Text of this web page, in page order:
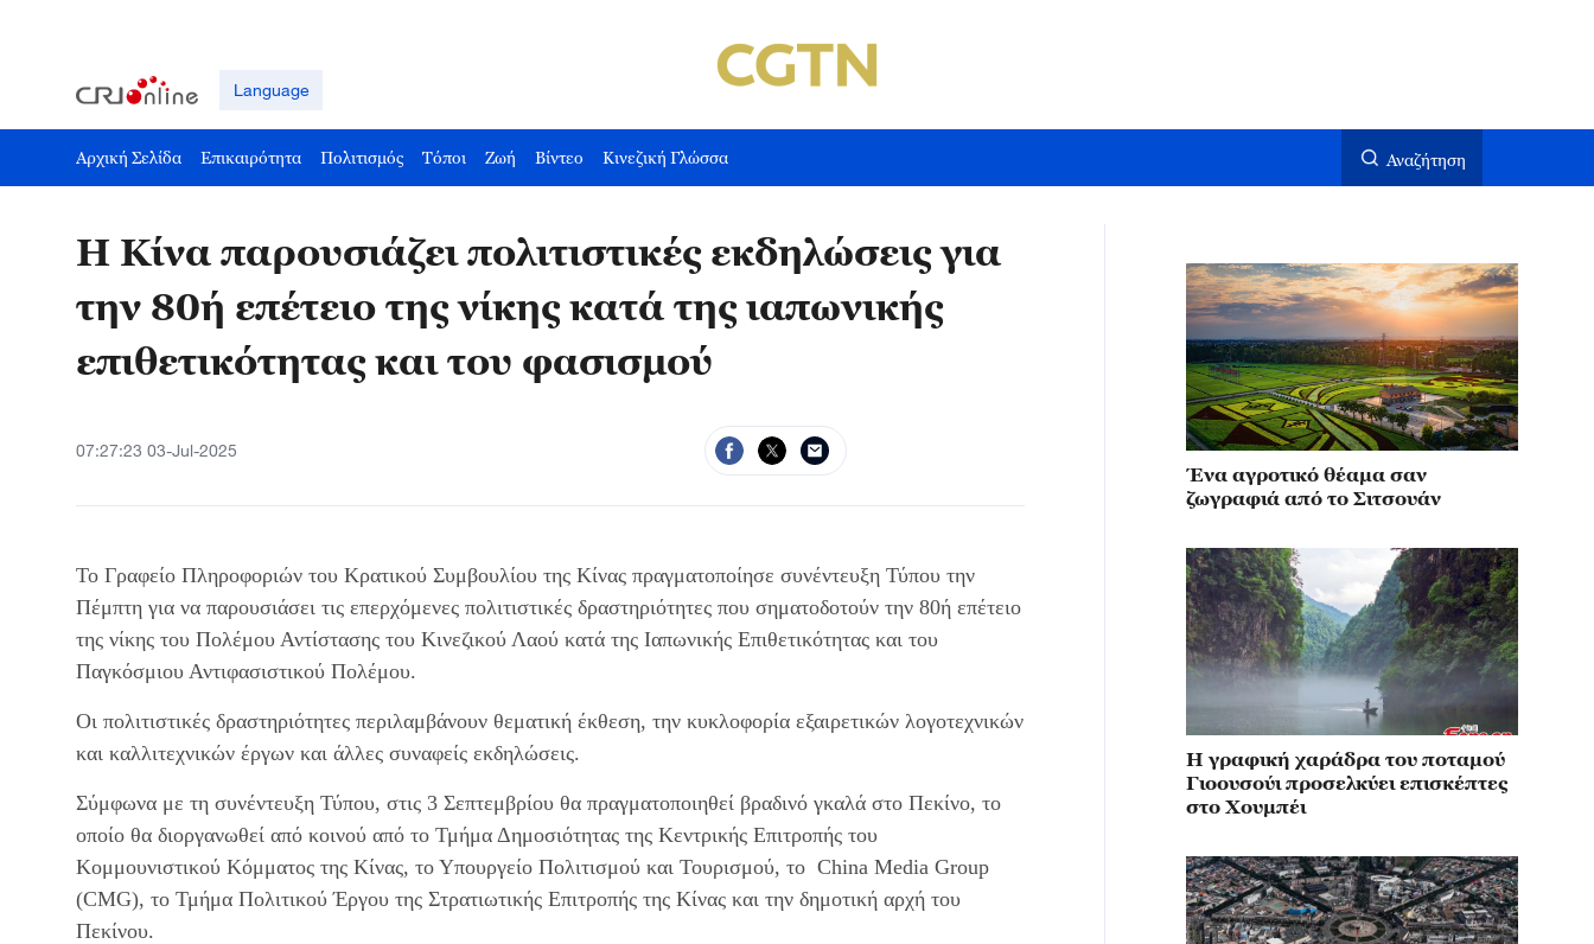
Language
Αρχική Σελίδα Επικαιρότητα Πολιτισμός Τόποι Ζωή Βίντεο Κινεζική Γλώσσα Αναζήτηση
Η Κίνα παρουσιάζει πολιτιστικές εκδηλώσεις για
την 80ή επέτειο της νίκης κατά της ιαπωνικής
επιθετικότητας και του φασισμού
07:27:23 03-Jul-2025
Το Γραφείο Πληροφοριών του Κρατικού Συμβουλίου της Κίνας πραγματοποίησε συνέντευξη Τύπου την
Πέμπτη για να παρουσιάσει τις επερχόμενες πολιτιστικές δραστηριότητες που σηματοδοτούν την 80ή επέτειο
της νίκης του Πολέμου Αντίστασης του Κινεζικού Λαού κατά της Ιαπωνικής Επιθετικότητας και του
Παγκόσμιου Αντιφασιστικού Πολέμου.
Οι πολιτιστικές δραστηριότητες περιλαμβάνουν θεματική έκθεση, την κυκλοφορία εξαιρετικών λογοτεχνικών
και καλλιτεχνικών έργων και άλλες συναφείς εκδηλώσεις.
Σύμφωνα με τη συνέντευξη Τύπου, στις 3 Σεπτεμβρίου θα πραγματοποιηθεί βραδινό γκαλά στο Πεκίνο, το
οποίο θα διοργανωθεί από κοινού από το Τμήμα Δημοσιότητας της Κεντρικής Επιτροπής του
Κομμουνιστικού Κόμματος της Κίνας, το Υπουργείο Πολιτισμού και Τουρισμού, το China Media Group
(CMG), το Τμήμα Πολιτικού Έργου της Στρατιωτικής Επιτροπής της Κίνας και την δημοτική αρχή του
Πεκίνου.
Ένα αγροτικό θέαμα σαν
ζωγραφιά από το Σιτσουάν
Η γραφική χαράδρα του ποταμού
Γιοουσούι προσελκύει επισκέπτες
στο Χουμπέι